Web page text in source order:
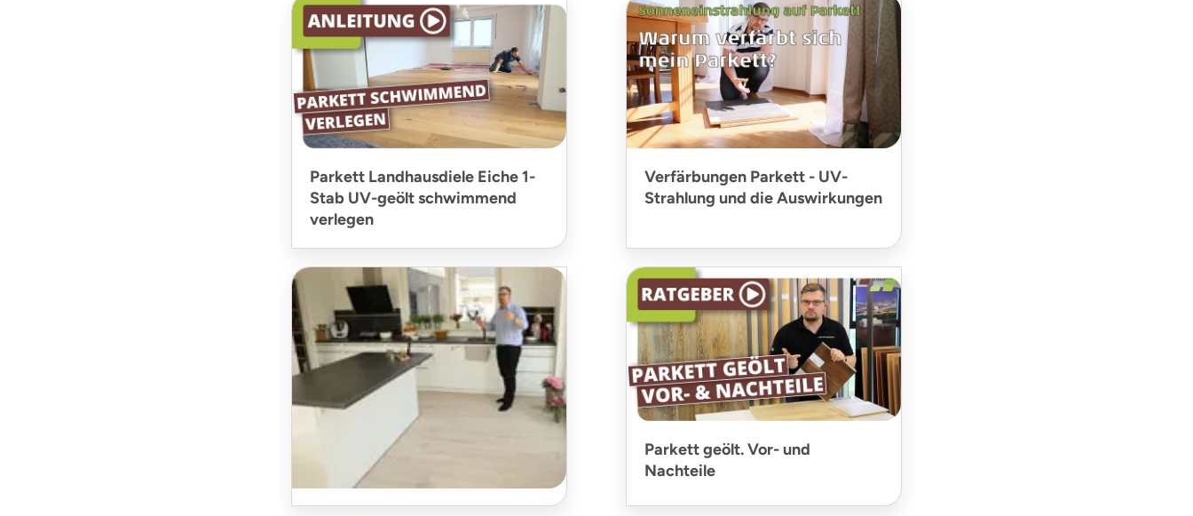
Parkett Landhausdiele Eiche 1-
Stab UV-geölt schwimmend
verlegen
Verfärbungen Parkett - UV-
Strahlung und die Auswirkungen
Parkett in der Küche
Parkett geölt. Vor- und
Nachteile